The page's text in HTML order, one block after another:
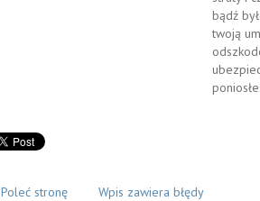
bądź
twoją
Poleć stronę Wpis zawiera błędy